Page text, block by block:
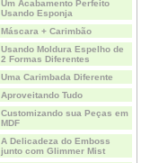
Um Acabamento Perfeito
Usando Esponja
Máscara + Carimbão
Usando Moldura Espelho de
2 Formas Diferentes
Uma Carimbada Diferente
Aproveitando Tudo
Customizando sua Peças em
MDF
A Delicadeza do Emboss
junto com Glimmer Mist